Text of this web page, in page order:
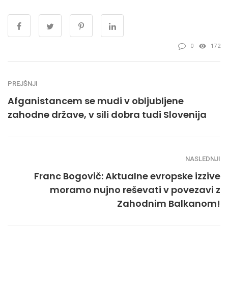
0 172
PREJŠNJI
Afganistancem se mudi v obljubljene
zahodne države, v sili dobra tudi Slovenija
NASLEDNJI
Franc Bogovič: Aktualne evropske izzive
moramo nujno reševati v povezavi z
Zahodnim Balkanom!